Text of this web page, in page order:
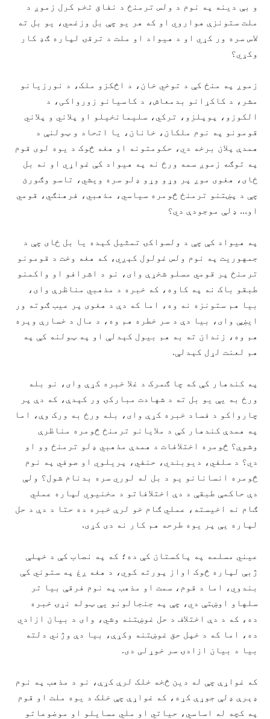
و بې دینه په نوم د ولس ترمنځ د نفاق تخم کرل زموږ د
ملت ستونزې هواروي او که هر یو چې بل وزغمي، یو بل ته
لاس سره ور کړي او د هیواد او ملت د ترقۍ لپاره ګډ کار
وکړي؟
زموږ په منځ کې د توخي خان، د اڅکزو ملک، د نورزیانو
مشر، د کاکړانو بدمعاش، د کاسیانو زورواکی، د
الکوزو، پوپلزو، ترکي، سلیمانخیلو او پلاني و پلاني
قومونو په نوم ملکان، خانان، یا اتحاد و ټولنې د
همدې پلان برخه دي، حکومتونه او هغه څوک د یوه لوی قوم
په توګه زموږ سمه ورځ نه په هیواد کې غواړي او نه بل
ځای، هغوی موږ پر وړو وړو ډلو سره ویشي، تاسو وګورئ
چې د پښتنو ترمنځ څومره سیاسي، مذهبي، فرهنګي، قومي
او… ډلې موجودې دي؟
په هیواد کې چې د ولسواکۍ تمثیل کېده یا بل ځای چې د
جمهوریت په نوم ولس غولول کېږي، که هغه وخت د قومونو
ترمنځ پر قومي مسلو شخړې وای، نو د اشرافو او واکمنو
طبقو باک نه په کاوه، که خبره د مذهبي مناظرې وای،
بیا هم ستونزه نه وه، اما که دې د هغوی پر عیب ګوته ور
ايښې وای، بیا دې د سر خطره هم وه، د مال د خسارې وېره
هم وه، زندان ته به هم بیول کېدلې او په ټولنه کې په
هم لعنت لړل کېدلې.
په کندهار کې که چا ګمرک د غلا خبره کړې وای، نو بله
ورځ به يې یو بل ته د شهادت مبارکۍ ور کېدې، که دې پر
چارواکو د فساد خبره کړې وای، بله ورځ به ورک وې، اما
په همدې کندهار کې د ملایانو ترمنځ څومره مناظرې
وشوې؟ څومره اختلافات د همدې مذهبي ډلو ترمنځ وو او
دي؟ د سلفي، دیوبندي، حنفي، پریلوي او صوفي په نوم
څومره انسانانو یو د بل له لوري سره بدنام شول؟ ولې
دې حاکمې طبقې د دې اختلافاتو د مخنیوي لپاره عملي
ګام نه اخیسته، عملي ګام خو لرې خبره ده حتا د دې د حل
لپاره يې پر یوه طرحه هم کار نه دی کړی.
عیني مسلمه په پاکستان کې ده؛ که په نصاب کې د خپلې
ژبې لپاره څوک اواز پورته کوي، د هغه ږغ په ستوني کې
بندوي، اما د قوم، سمت او مذهب په نوم فرقې بیا تر
سلهاو اوښتې دي، چې په جنجالونو يې ټوله نړۍ خبره
ده، که د دې اختلاف د حل غوښتنه وشي، وای د بیان ازادي
ده، اما که د خپل حق غوښتنه وکړې، بیا دې وژني دلته
بیا د بیان ازادۍ سر خوړلی دی.
که غواړې چې له دین څخه خلک لرې کړې، نو د مذهب په نوم
ډېرې ډلې جوړې کړه، که غواړې چې خلک د یوه ملت او قوم
په کچه له اساسي، حیاتي او ملي مسایلو او موضوعاتو